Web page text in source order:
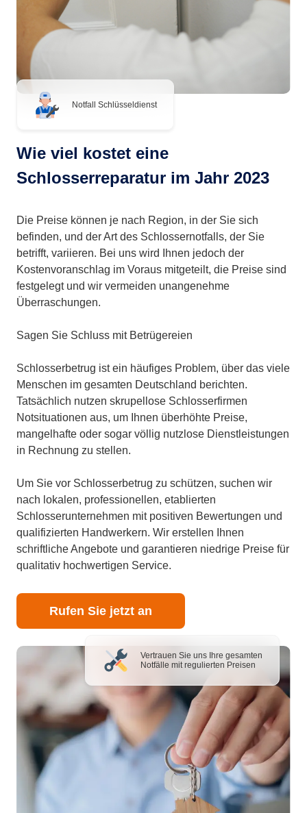
Notfall Schlüsseldienst
Wie viel kostet eine
Schlosserreparatur im Jahr 2023
Die Preise können je nach Region, in der Sie sich
befinden, und der Art des Schlossernotfalls, der Sie
betrifft, variieren. Bei uns wird Ihnen jedoch der
Kostenvoranschlag im Voraus mitgeteilt, die Preise sind
festgelegt und wir vermeiden unangenehme
Überraschungen.
Sagen Sie Schluss mit Betrügereien
Schlosserbetrug ist ein häufiges Problem, über das viele
Menschen im gesamten Deutschland berichten.
Tatsächlich nutzen skrupellose Schlosserfirmen
Notsituationen aus, um Ihnen überhöhte Preise,
mangelhafte oder sogar völlig nutzlose Dienstleistungen
in Rechnung zu stellen.
Um Sie vor Schlosserbetrug zu schützen, suchen wir
nach lokalen, professionellen, etablierten
Schlosserunternehmen mit positiven Bewertungen und
qualifizierten Handwerkern. Wir erstellen Ihnen
schriftliche Angebote und garantieren niedrige Preise für
qualitativ hochwertigen Service.
Rufen Sie jetzt an
Vertrauen Sie uns Ihre gesamten
Notfälle mit regulierten Preisen